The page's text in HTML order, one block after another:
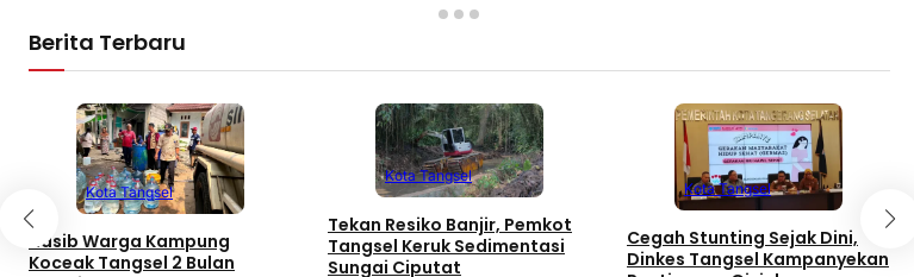
Berita Terbaru
Kota Tangsel
Nasib Warga Kampung
Koceak Tangsel 2 Bulan
Kota Tangsel
Tekan Resiko Banjir, Pemkot
Tangsel Keruk Sedimentasi
Sungai Ciputat
Kota Tangsel
Cegah Stunting Sejak Dini,
Dinkes Tangsel Kampanyekan